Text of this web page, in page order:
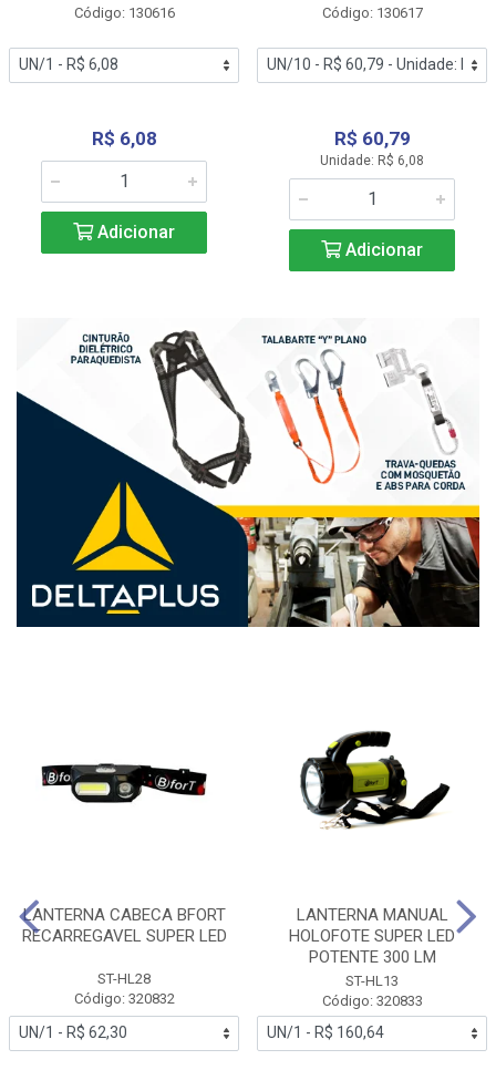
Código: 130616
R$ 6,08
Adicionar
Código: 130617
R$ 60,79
Unidade: R$ 6,08
Adicionar
LANTERNA CABECA BFORT
RECARREGAVEL SUPER LED
ST-HL28
Código: 320832
LANTERNA MANUAL
HOLOFOTE SUPER LED
POTENTE 300 LM
ST-HL13
Código: 320833